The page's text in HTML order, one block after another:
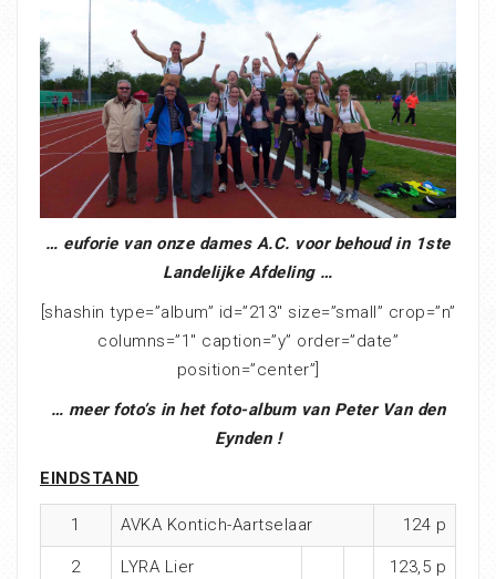
… euforie van onze dames A.C. voor behoud in 1ste
Landelijke Afdeling …
[shashin type=”album” id=”213″ size=”small” crop=”n”
columns=”1″ caption=”y” order=”date”
position=”center”]
… meer foto’s in het foto-album van Peter Van den
Eynden !
EINDSTAND
1 AVKA Kontich-Aartselaar 124 p
2 LYRA Lier 123,5 p